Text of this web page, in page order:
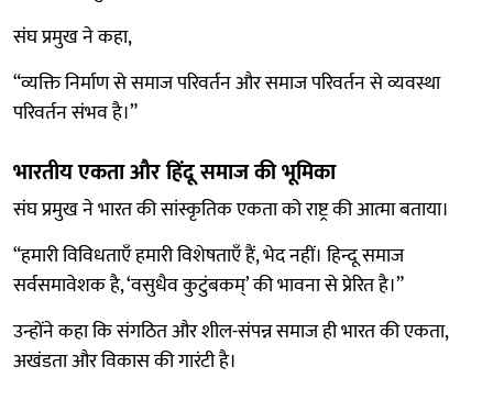
संघ प्रमुख ने कहा,
“व्यक्ति निर्माण से समाज परिवर्तन और समाज परिवर्तन से व्यवस्था
परिवर्तन संभव है।”
भारतीय एकता और हिंदू समाज की भूमिका
संघ प्रमुख ने भारत की सांस्कृतिक एकता को राष्ट्र की आत्मा बताया।
“हमारी विविधताएँ हमारी विशेषताएँ हैं, भेद नहीं। हिन्दू समाज
सर्वसमावेशक है, ‘वसुधैव कुटुंबकम्’ की भावना से प्रेरित है।”
उन्होंने कहा कि संगठित और शील-संपन्न समाज ही भारत की एकता,
अखंडता और विकास की गारंटी है।